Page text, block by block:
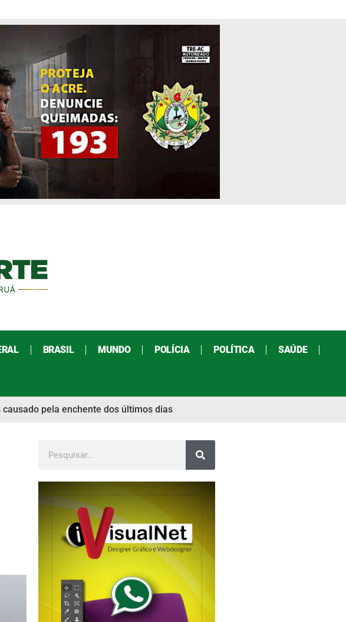
BRASIL MUNDO POLÍCIA POLÍTICA SAÚDE
pela enchente dos últimos dias